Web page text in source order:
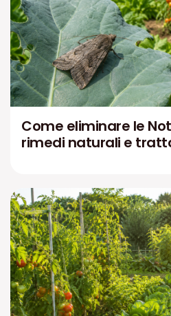
Come eliminare le
rimedi naturali e